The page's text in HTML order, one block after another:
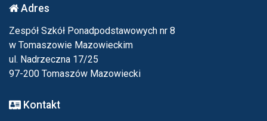
Adres
Zespół Szkół Ponadpodstawowych nr 8
w Tomaszowie Mazowieckim
ul. Nadrzeczna 17/25
97-200 Tomaszów Mazowiecki
Kontakt